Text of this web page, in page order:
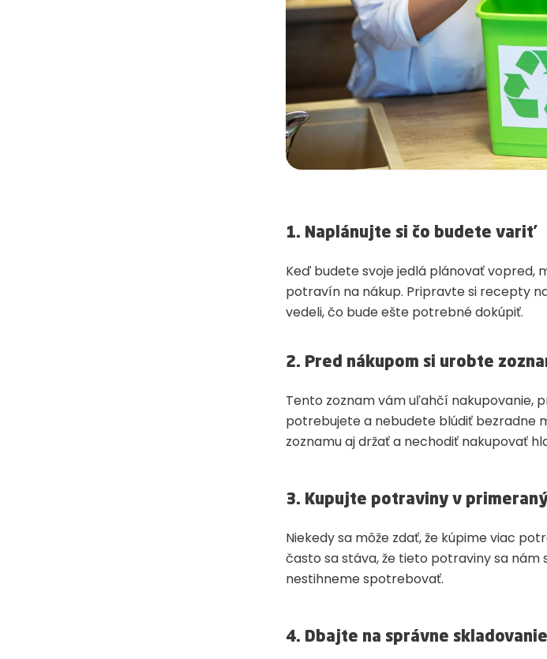
1. Naplánujte si čo budete variť
Keď budete svoje jedlá plánovať vopred,
potravín na nákup. Pripravte si recepty
vedeli, čo bude ešte potrebné dokúpiť.
2. Pred nákupom si urobte
Tento zoznam vám uľahčí nakupovanie,
potrebujete a nebudete blúdiť bezradne
zoznamu aj držať a nechodiť nakupovať
3. Kupujte potraviny v
Niekedy sa môže zdať, že kúpime viac
často sa stáva, že tieto potraviny sa
nestihneme spotrebovať.
4. Dbajte na správne